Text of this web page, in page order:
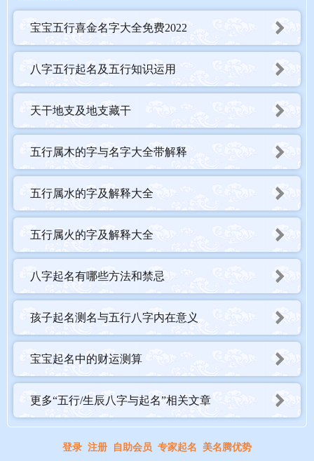
宝宝五行喜金名字大全免费2022
八字五行起名及五行知识运用
天干地支及地支藏干
五行属木的字与名字大全带解释
五行属水的字及解释大全
五行属火的字及解释大全
八字起名有哪些方法和禁忌
孩子起名测名与五行八字内在意义
宝宝起名中的财运测算
更多“五行/生辰八字与起名”相关文章
登录 注册 自助会员 专家起名 美名腾优势